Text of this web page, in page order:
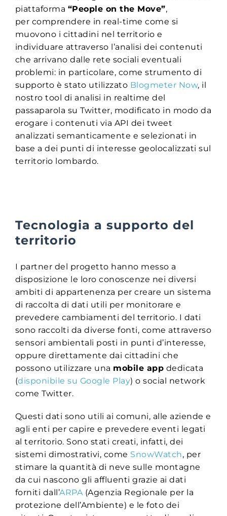
piattaforma “People on the Move”,
per comprendere in real-time come si
muovono i cittadini nel territorio e
individuare attraverso l’analisi dei contenuti
che arrivano dalle rete sociali eventuali
problemi: in particolare, come strumento di
supporto è stato utilizzato Blogmeter Now, il
nostro tool di analisi in realtime del
passaparola su Twitter, modificato in modo da
erogare i contenuti via API dei tweet
analizzati semanticamente e selezionati in
base a dei punti di interesse geolocalizzati sul
territorio lombardo.
Tecnologia a supporto del
territorio
I partner del progetto hanno messo a
disposizione le loro conoscenze nei diversi
ambiti di appartenenza per creare un sistema
di raccolta di dati utili per monitorare e
prevedere cambiamenti del territorio. I dati
sono raccolti da diverse fonti, come attraverso
sensori ambientali posti in punti d’interesse,
oppure direttamente dai cittadini che
possono utilizzare una mobile app dedicata
(disponibile su Google Play) o social network
come Twitter.
Questi dati sono utili ai comuni, alle aziende e
agli enti per capire e prevedere eventi legati
al territorio. Sono stati creati, infatti, dei
sistemi dimostrativi, come SnowWatch, per
stimare la quantità di neve sulle montagne
da cui nascono gli affluenti grazie ai dati
forniti dall’ARPA(Agenzia Regionale per la
protezione dell’Ambiente) e le foto dei